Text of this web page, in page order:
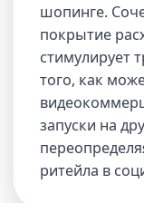
шопинге.
покрытие
стимулирует
того, как
запуски на
ритейла в